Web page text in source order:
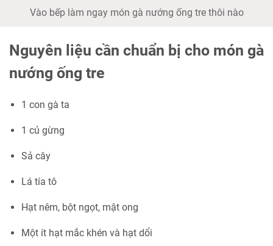
Vào bếp làm ngay món gà nướng ống tre thôi nào
Nguyên liệu cần chuẩn bị cho món gà
nướng ống tre
1 con gà ta
1 củ gừng
Sả cây
Lá tía tô
Hạt nêm, bột ngọt, mật ong
Một ít hạt mắc khén và hạt dổi